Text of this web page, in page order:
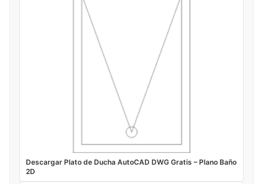
Descargar Plato de Ducha AutoCAD DWG Gratis – Plano Baño
2D